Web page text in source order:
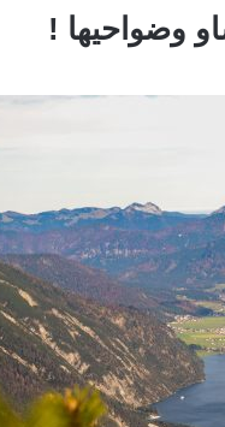
وضواحيها !